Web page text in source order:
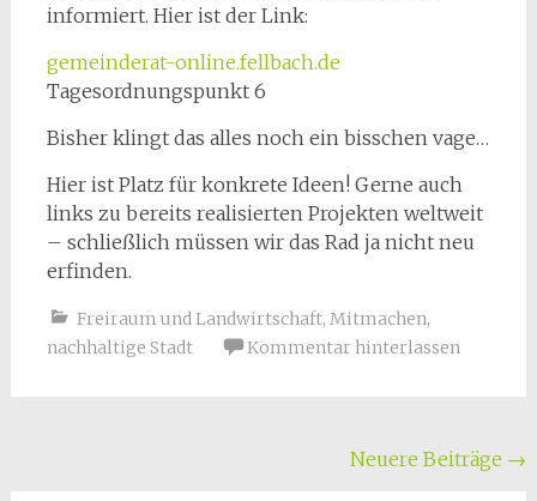
informiert. Hier ist der Link:
gemeinderat-online.fellbach.de
Tagesordnungspunkt 6
Bisher klingt das alles noch ein bisschen vage…
Hier ist Platz für konkrete Ideen! Gerne auch
links zu bereits realisierten Projekten weltweit
– schließlich müssen wir das Rad ja nicht neu
erfinden.
Freiraum und Landwirtschaft, Mitmachen,
nachhaltige Stadt
Kommentar hinterlassen
Neuere Beiträge →